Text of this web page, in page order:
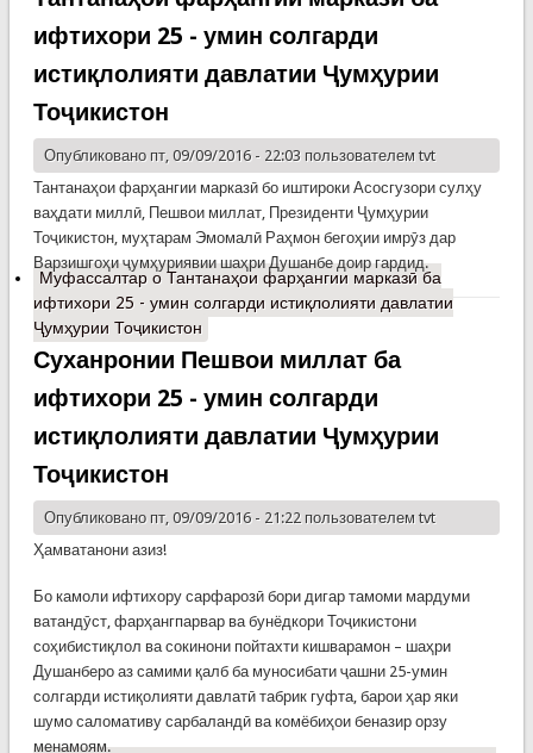
ифтихори 25 - умин солгарди
истиқлолияти давлатии Ҷумҳурии
Тоҷикистон
Опубликовано пт, 09/09/2016 - 22:03 пользователем tvt
Тантанаҳои фарҳангии марказӣ бо иштироки Асосгузори сулҳу
ваҳдати миллӣ, Пешвои миллат, Президенти Ҷумҳурии
Тоҷикистон, муҳтарам Эмомалӣ Раҳмон бегоҳии имрӯз дар
Варзишгоҳи ҷумҳуриявии шаҳри Душанбе доир гардид.
Муфассалтаро Тантанаҳои фарҳангии марказӣ ба
ифтихори 25 - умин солгарди истиқлолияти давлатии
Ҷумҳурии Тоҷикистон
Суханронии Пешвои миллат ба
ифтихори 25 - умин солгарди
истиқлолияти давлатии Ҷумҳурии
Тоҷикистон
Опубликовано пт, 09/09/2016 - 21:22 пользователем tvt
Ҳамватанони азиз!
Бо камоли ифтихору сарфарозӣ бори дигар тамоми мардуми
ватандӯст, фарҳангпарвар ва бунёдкори Тоҷикистони
соҳибистиқлол ва сокинони пойтахти кишварамон – шаҳри
Душанберо аз самими қалб ба муносибати ҷашни 25-умин
солгарди истиқолияти давлатӣ табрик гуфта, барои ҳар яки
шумо саломативу сарбаландӣ ва комёбиҳои беназир орзу
менамоям.